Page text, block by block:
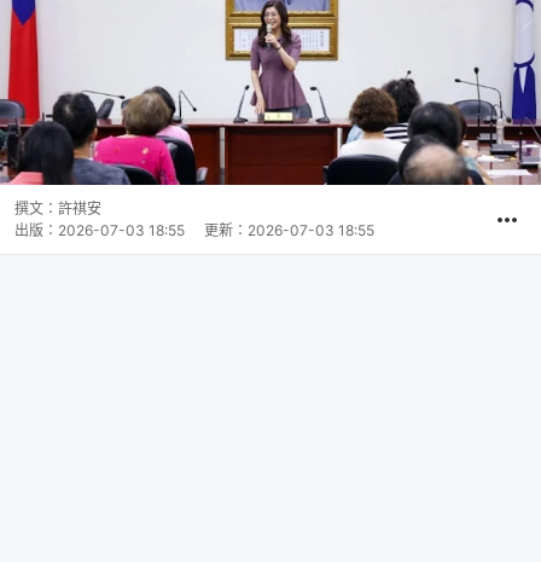
撰文： 許祺安
出版： 2026-07-03 18:55 更新： 2026-07-03 18:55